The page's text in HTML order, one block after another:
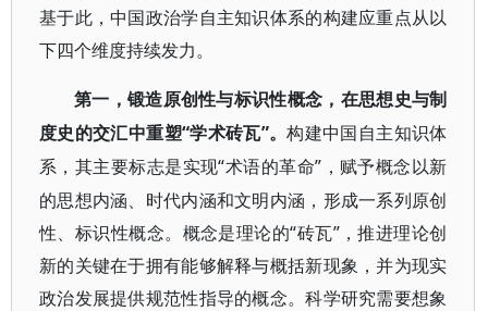
基于此，中国政治学自主知识体系的构建应重点从以
下四个维度持续发力。
第一，锻造原创性与标识性概念，在思想史与制
度史的交汇中重塑“学术砖瓦”。构建中国自主知识体
系，其主要标志是实现“术语的革命”，赋予概念以新
的思想内涵、时代内涵和文明内涵，形成一系列原创
性、标识性概念。概念是理论的“砖瓦”，推进理论创
新的关键在于拥有能够解释与概括新现象，并为现实
政治发展提供规范性指导的概念。科学研究需要想象